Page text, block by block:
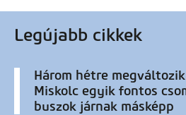
Legújabb cikkek
Három hétre
Miskolc egyik fontos
buszok járnak másképp